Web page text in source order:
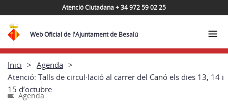
Atenció Ciutadana + 34 972 59 02 25
Web Oficial de l'Ajuntament de Besalú
Inici
Agenda
Atenció: Talls de circul·lació al carrer del Canó els dies 13, 14 i
15 d’octubre
Agenda